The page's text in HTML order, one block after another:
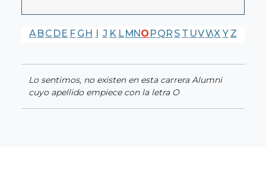
A BC DE F G H I J K LMNO PQR S T UVWX Y Z
Lo sentimos, no existen en esta carrera Alumni
cuyo apellido empiece con la letra O